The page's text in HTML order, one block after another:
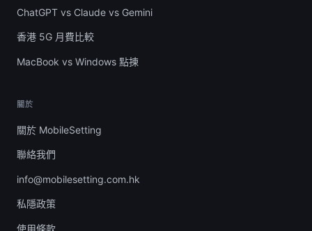
ChatGPT vs Claude vs Gemini
香港 5G 月費比較
MacBook vs Windows 點揀
關於
關於 MobileSetting
聯絡我們
info@mobilesetting.com.hk
私隱政策
使用條款